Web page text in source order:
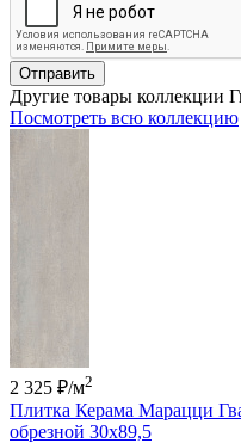
Отправить
Другие товары коллекции
Посмотреть всю коллекцию
2 325 ₽/м2
Плитка Керама Марацци
обрезной 30x89,5